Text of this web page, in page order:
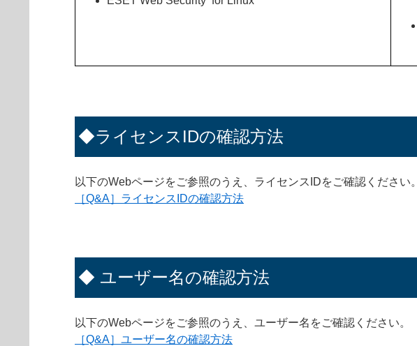
◆ライセンスIDの確認方法
以下のWebページをご参照のうえ、ライセンスIDをご確認ください。
［Q&A］ライセンスIDの確認方法
◆ ユーザー名の確認方法
以下のWebページをご参照のうえ、ユーザー名をご確認ください。
［Q&A］ユーザー名の確認方法